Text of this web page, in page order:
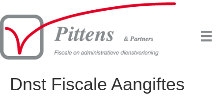
Dnst Fiscale Aangiftes